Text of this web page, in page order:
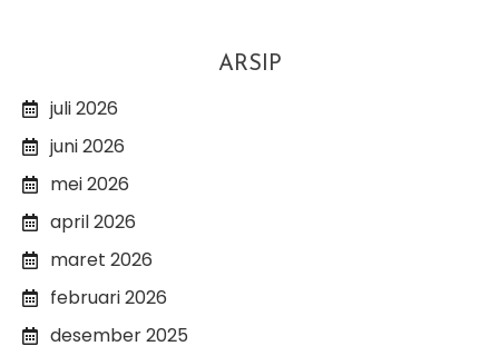
ARSIP
juli 2026
juni 2026
mei 2026
april 2026
maret 2026
februari 2026
desember 2025